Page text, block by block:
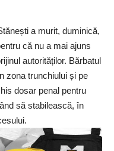
a murit, duminică,
că nu a mai ajuns
autorităților. Bărbatul
zona trunchiului și pe
dosar penal pentru
să stabilească, în